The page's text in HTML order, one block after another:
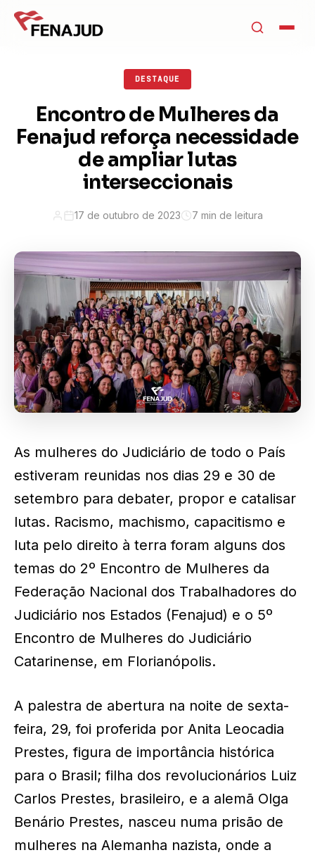
DESTAQUE
Encontro de Mulheres da
Fenajud reforça necessidade
de ampliar lutas
interseccionais
17 de outubro de 2023 7 min de leitura
As mulheres do Judiciário de todo o País
estiveram reunidas nos dias 29 e 30 de
setembro para debater, propor e catalisar
lutas. Racismo, machismo, capacitismo e
luta pelo direito à terra foram alguns dos
temas do 2º Encontro de Mulheres da
Federação Nacional dos Trabalhadores do
Judiciário nos Estados (Fenajud) e o 5º
Encontro de Mulheres do Judiciário
Catarinense, em Florianópolis.
A palestra de abertura na noite de sexta-
feira, 29, foi proferida por Anita Leocadia
Prestes, figura de importância histórica
para o Brasil; filha dos revolucionários Luiz
Carlos Prestes, brasileiro, e a alemã Olga
Benário Prestes, nasceu numa prisão de
mulheres na Alemanha nazista, onde a